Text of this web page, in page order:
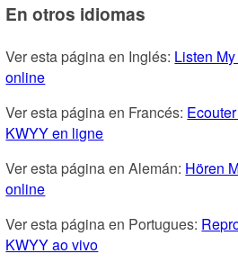
En otros idiomas
Ver esta página en Inglés: Listen
online
Ver esta página en Francés:
KWYY en ligne
Ver esta página en Alemán: Hören
online
Ver esta página en Portugues:
KWYY ao vivo